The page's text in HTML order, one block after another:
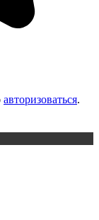
авторизоваться.